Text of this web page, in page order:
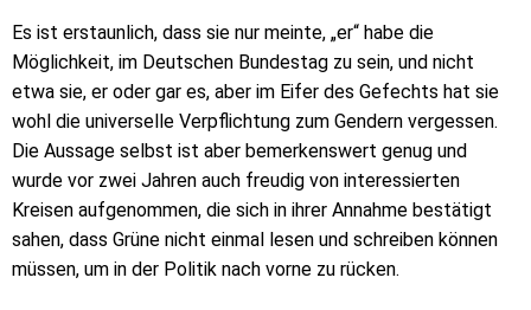
Es ist erstaunlich, dass sie nur meinte, „er“ habe die
Möglichkeit, im Deutschen Bundestag zu sein, und nicht
etwa sie, er oder gar es, aber im Eifer des Gefechts hat sie
wohl die universelle Verpflichtung zum Gendern vergessen.
Die Aussage selbst ist aber bemerkenswert genug und
wurde vor zwei Jahren auch freudig von interessierten
Kreisen aufgenommen, die sich in ihrer Annahme bestätigt
sahen, dass Grüne nicht einmal lesen und schreiben können
müssen, um in der Politik nach vorne zu rücken.